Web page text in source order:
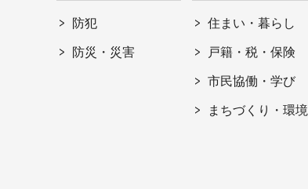
防犯
防災・災害
住まい・暮らし
戸籍・税・保険
市民協働・学び
まちづくり・環境